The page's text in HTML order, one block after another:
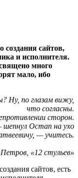
сайтов,
и исполнителя.
много
мало, ибо
Ну, по глазам вижу,
что согласны.
сторон.
Остап на ухо
— учитесь.
«12 стульев»
сайтов, есть